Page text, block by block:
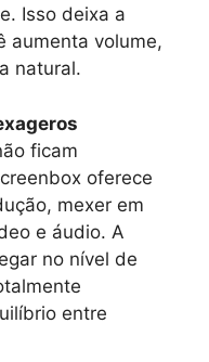
Isso deixa a
aumenta volume,
natural.
ficam
oferece
mexer em
e áudio. A
no nível de
entre